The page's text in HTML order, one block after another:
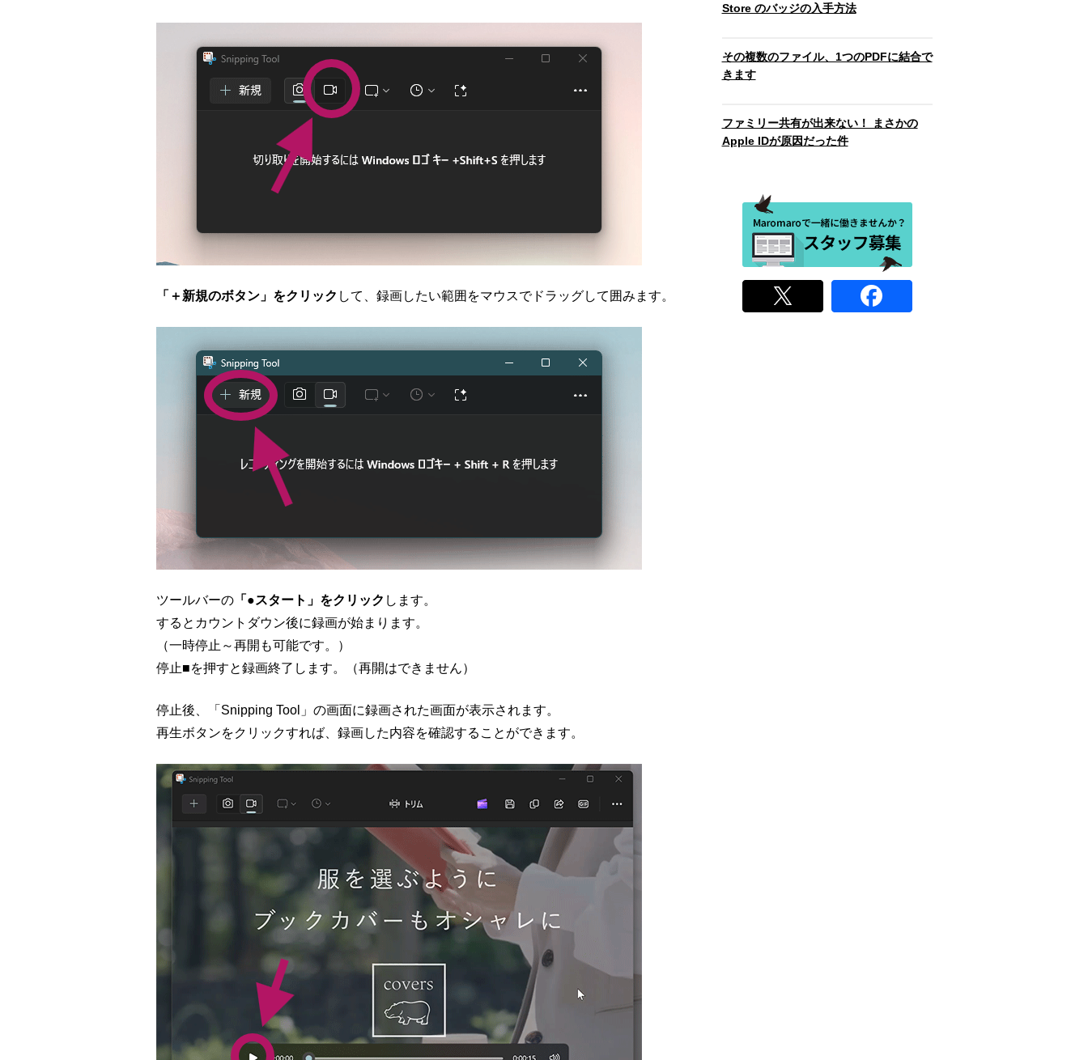
「＋新規のボタン」をクリック して、録画したい範囲をマウスでドラッグして囲みます。
ツールバーの「●スタート」をクリック します。
するとカウントダウン後に録画が始まります。
（一時停止～再開も可能です。）
停止■を押すと録画終了します。（再開はできません）
停止後、「Snipping Tool」の画面に録画された画面が表示されます。
再生ボタンをクリックすれば、録画した内容を確認することができます。
Store のバッジの入手方法
その複数のファイル、1つのPDFに結合で
きます
ファミリー共有が出来ない！ まさかの
Apple IDが原因だった件